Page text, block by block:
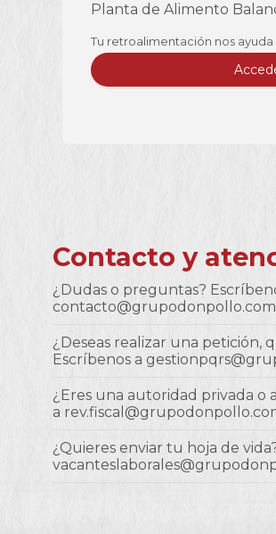
Planta de Alimento
Tu retroalimentación nos ayuda
Contacto y
¿Dudas o preguntas?
¿Deseas realizar una petición,
Escríbenos a
¿Eres una autoridad privada o
a
¿Quieres enviar tu hoja de